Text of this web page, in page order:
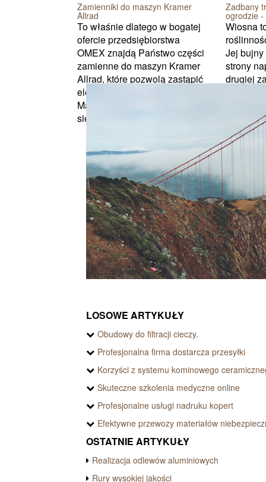
Zamienniki do maszyn Kramer
Allrad
To właśnie dlatego w bogatej
ofercie przedsiębiorstwa
OMEX znajdą Państwo części
zamienne do maszyn Kramer
Allrad, które pozwolą zastąpić
elementy uszkodzone i zużyte.
Maszyny Kramer Allrad cieszą
się na kr...
Zadbany
ogrodzie
Wiosna
Jej
strony
drugiej
LOSOWE ARTYKUŁY
Obudowy do filtracji cieczy.
Profesjonalna firma dostarcza przesyłki
Korzyści z systemu kominowego
Skuteczne szkolenia medyczne online
Profesjonalne usługi nadruku kopert
Efektywne przewozy materiałów
OSTATNIE ARTYKUŁY
Realizacja odlewów aluminiowych
Rury wysokiej jakości